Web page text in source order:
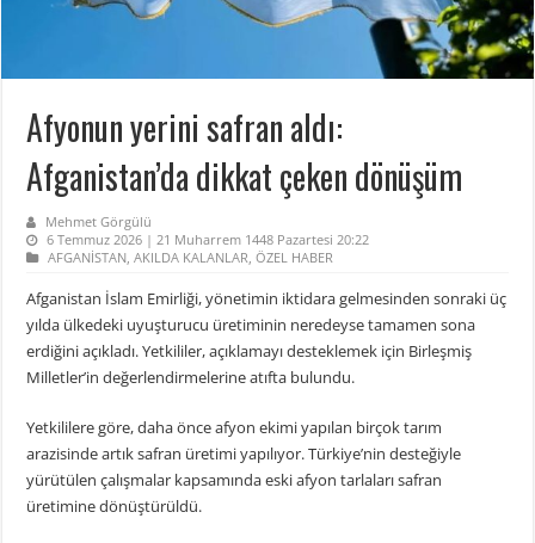
Afyonun yerini safran aldı:
Afganistan’da dikkat çeken dönüşüm
Mehmet Görgülü
6 Temmuz 2026 | 21 Muharrem 1448 Pazartesi 20:22
AFGANİSTAN,AKILDA KALANLAR,ÖZEL HABER
Afganistan İslam Emirliği, yönetimin iktidara gelmesinden sonraki üç
yılda ülkedeki uyuşturucu üretiminin neredeyse tamamen sona
erdiğini açıkladı. Yetkililer, açıklamayı desteklemek için Birleşmiş
Milletler’in değerlendirmelerine atıfta bulundu.
Yetkililere göre, daha önce afyon ekimi yapılan birçok tarım
arazisinde artık safran üretimi yapılıyor. Türkiye’nin desteğiyle
yürütülen çalışmalar kapsamında eski afyon tarlaları safran
üretimine dönüştürüldü.